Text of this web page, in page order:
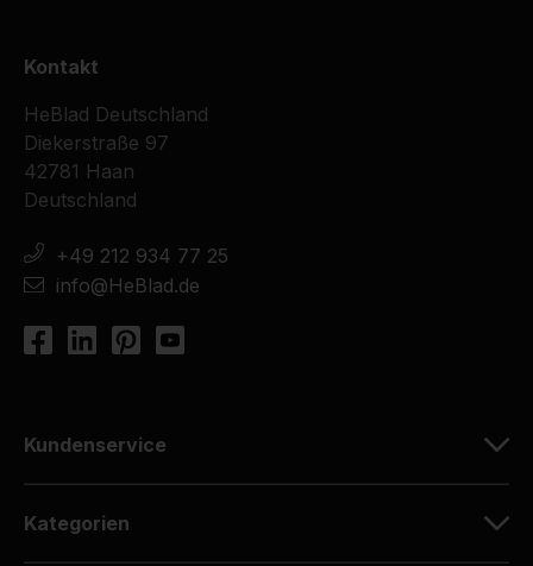
Kontakt
HeBlad Deutschland
Diekerstraße 97
42781 Haan
Deutschland
+49 212 934 77 25
info@HeBlad.de
Kundenservice
Kategorien